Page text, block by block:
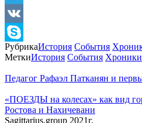
Telegram
VK
Skype
РубрикаИстория События
МеткиИстория События
Педагог Рафаэл Патканян и
«ПОЕЗДЫ на колесах» как вид
Ростова и Нахичевани
Sagittarius.group 2021г.